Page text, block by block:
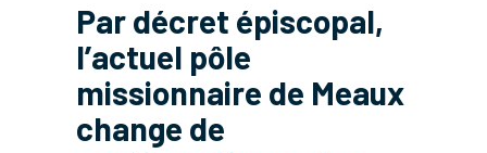
Par décret épiscopal,
l’actuel pôle
missionnaire de Meaux
change de